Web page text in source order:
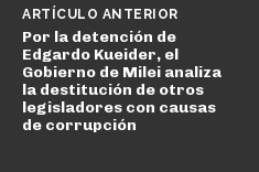
ARTÍCULO ANTERIOR
Por la detención de
Edgardo Kueider, el
Gobierno de Milei analiza
la destitución de otros
legisladores con causas
de corrupción